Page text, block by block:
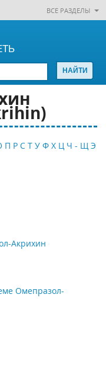
ВСЕ РАЗДЕЛЫ
П Р С Т У Ф Х Ц Ч - Щ Э
Акрихин
Омепразол-